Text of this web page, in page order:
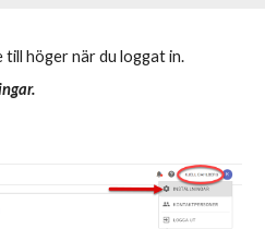
till höger när du loggat in.